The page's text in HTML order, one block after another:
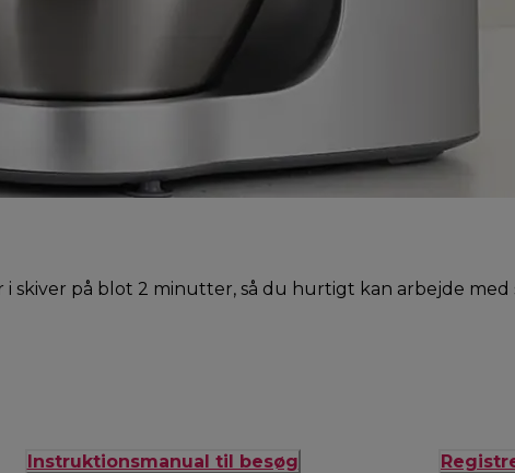
i skiver på blot 2 minutter, så du hurtigt kan arbejde
Instruktionsmanual til besøg